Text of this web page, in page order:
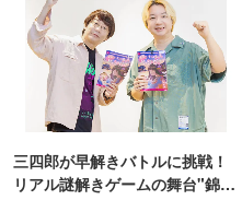
三四郎が早解きバトルに挑戦！
リアル謎解きゲームの舞台"錦糸